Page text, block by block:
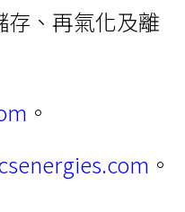
、再氣化及離
。
。